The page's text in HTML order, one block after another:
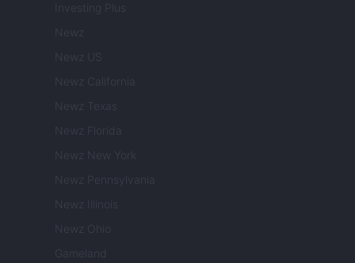
Investing Plus
Newz
Newz US
Newz California
Newz Texas
Newz Florida
Newz New York
Newz Pennsylvania
Newz Illinois
Newz Ohio
Gameland